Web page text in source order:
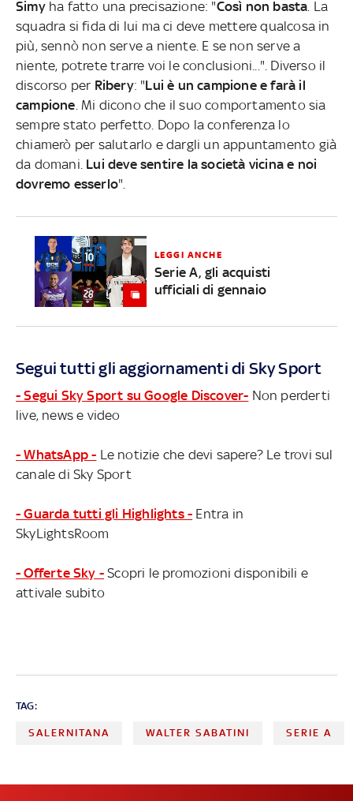
Simy ha fatto una precisazione: "Così non basta . La
squadra si fida di lui ma ci deve mettere qualcosa in
più, sennò non serve a niente. E se non serve a
niente, potrete trarre voi le conclusioni...". Diverso il
discorso per Ribery: "Lui è un campione e farà il
campione . Mi dicono che il suo comportamento sia
sempre stato perfetto. Dopo la conferenza lo
chiamerò per salutarlo e dargli un appuntamento già
da domani. Lui deve sentire la società vicina e noi
dovremo esserlo".
LEGGI ANCHE
Serie A, gli acquisti
ufficiali di gennaio
Segui tutti gli aggiornamenti di Sky Sport
- Segui Sky Sport su Google Discover- Non perderti
live, news e video
- WhatsApp - Le notizie che devi sapere? Le trovi sul
canale di Sky Sport
- Guarda tutti gli Highlights - Entra in
SkyLightsRoom
- Offerte Sky - Scopri le promozioni disponibili e
attivale subito
TAG:
SALERNITANA WALTER SABATINI SERIE A